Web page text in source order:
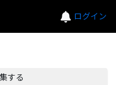
ログイン
する